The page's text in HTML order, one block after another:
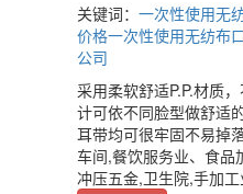
关键词： 一次性使用无
价格一次性使用无纺布
公司
采用柔软舒适P.P.材质
计可依不同脸型做舒适
耳带均可很牢固不易掉
车间,餐饮服务业、食品
冲压五金,卫生院,手加工